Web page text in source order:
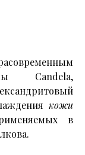
Candela,
кожи
в